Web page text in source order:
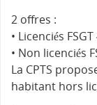
2 offres :
• Licenciés
• Non licenciés
La CPTS
habitant hors